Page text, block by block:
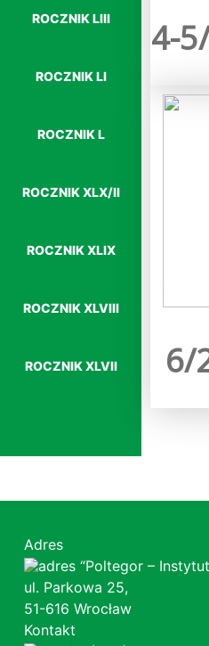
ROCZNIK LIII
ROCZNIK LI
ROCZNIK L
ROCZNIK XLX/II
ROCZNIK XLIX
ROCZNIK XLVIII
ROCZNIK XLVII
4-
6/
Adres
“Poltegor –
ul. Parkowa 25,
51-616 Wrocław
Kontakt